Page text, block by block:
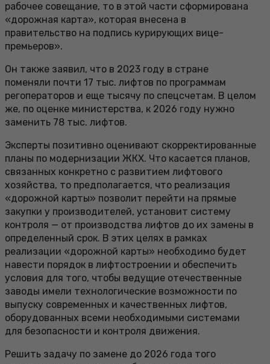
рабочее совещание, то в этой части сформирована
«дорожная карта», которая внесена в
правительство на подпись курирующих вице-
премьеров».
Он также заявил, что в 2023 году в стране
поменяли почти 17 тыс. лифтов по программам
регоператоров и еще тысячу по спецсчетам. В целом
же, по оценке министерства, к 2026 году нужно
заменить 78 тыс. лифтов.
Эксперты позитивно оценивают скорректированные
планы по модернизации ЖКХ. Что касается планов,
связанных конкретно с развитием лифтового
хозяйства, то предполагается, что реализация
«дорожной карты» позволит перейти на прямые
закупки у производителей, установит систему
контроля — от производства лифтов до их замены в
определенный срок. В этих целях в рамках
реализации «дорожной карты» необходимо будет
навести порядок в лифтостроении и обеспечить
условия для того, чтобы ведущие отечественные
заводы имели технологические возможности по
выпуску современных и качественных лифтов,
оборудованных всеми необходимыми системами
для безопасности и контроля движения.
Решить задачу по замене до 2026 года того